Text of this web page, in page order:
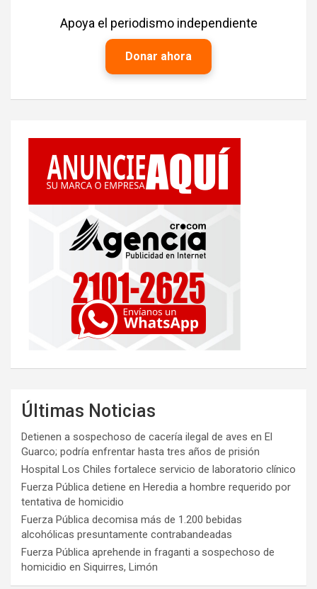
Apoya el periodismo independiente
Donar ahora
Últimas Noticias
Detienen a sospechoso de cacería ilegal de aves en El
Guarco; podría enfrentar hasta tres años de prisión
Hospital Los Chiles fortalece servicio de laboratorio clínico
Fuerza Pública detiene en Heredia a hombre requerido por
tentativa de homicidio
Fuerza Pública decomisa más de 1.200 bebidas
alcohólicas presuntamente contrabandeadas
Fuerza Pública aprehende in fraganti a sospechoso de
homicidio en Siquirres, Limón